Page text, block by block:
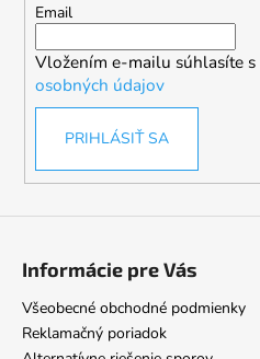
Email
Vložením e-mailu súhlasíte s
osobných údajov
PRIHLÁSIŤ SA
Informácie pre Vás
Všeobecné obchodné podmienky
Reklamačný poriadok